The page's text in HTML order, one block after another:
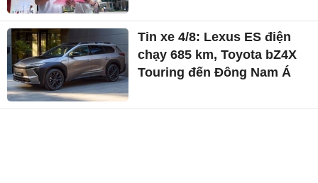
Tin xe 4/8: Lexus ES điện
chạy 685 km, Toyota bZ4X
Touring đến Đông Nam Á